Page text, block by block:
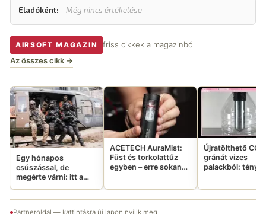
Eladóként: Még nincs értékelése
AIRSOFT MAGAZIN
friss cikkek a magazinból
Az összes cikk →
ACETECH AuraMist:
Füst és torkolattűz
egyben – erre sokan
vártatok
Újratölthető CO2
gránát vizes
palackból: tényleg
Mayo
266 000
luxusbuild
ingyen